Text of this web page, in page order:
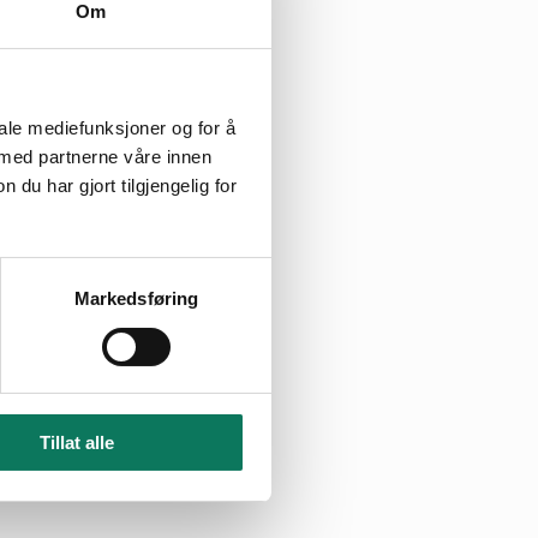
Om
mediefunksjoner og for å
partnerne våre innen
du har gjort tilgjengelig for
Markedsføring
Tillat alle
gale. Det
før det blir frakta
at
og grabb, men
og kan
og
opp noko
bør kunne bli
klaga, som du